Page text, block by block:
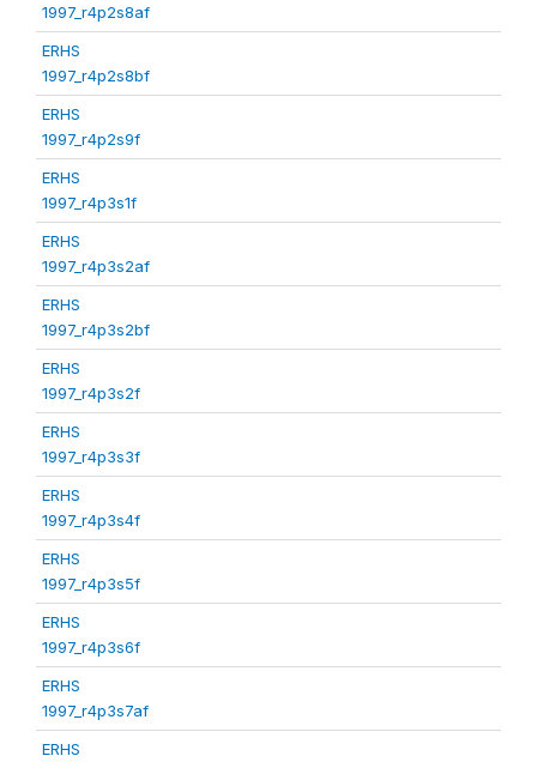
1997_r4p2s8af
ERHS
1997_r4p2s8bf
ERHS
1997_r4p2s9f
ERHS
1997_r4p3s1f
ERHS
1997_r4p3s2af
ERHS
1997_r4p3s2bf
ERHS
1997_r4p3s2f
ERHS
1997_r4p3s3f
ERHS
1997_r4p3s4f
ERHS
1997_r4p3s5f
ERHS
1997_r4p3s6f
ERHS
1997_r4p3s7af
ERHS